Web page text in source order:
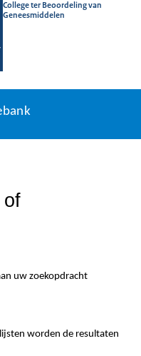
College ter Beoordeling van
Geneesmiddelen
of
uw zoekopdracht
worden de resultaten